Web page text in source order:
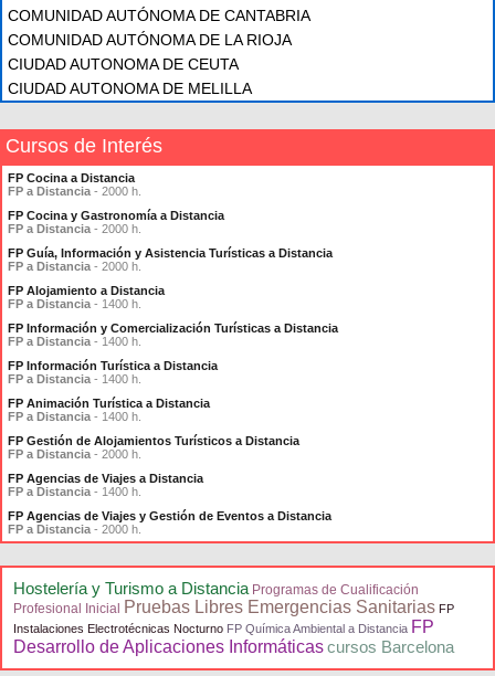
COMUNIDAD AUTÓNOMA DE CANTABRIA
COMUNIDAD AUTÓNOMA DE LA RIOJA
CIUDAD AUTONOMA DE CEUTA
CIUDAD AUTONOMA DE MELILLA
Cursos de Interés
FP Cocina a Distancia
FP a Distancia - 2000 h.
FP Cocina y Gastronomía a Distancia
FP a Distancia - 2000 h.
FP Guía, Información y Asistencia Turísticas a Distancia
FP a Distancia - 2000 h.
FP Alojamiento a Distancia
FP a Distancia - 1400 h.
FP Información y Comercialización Turísticas a Distancia
FP a Distancia - 1400 h.
FP Información Turística a Distancia
FP a Distancia - 1400 h.
FP Animación Turística a Distancia
FP a Distancia - 1400 h.
FP Gestión de Alojamientos Turísticos a Distancia
FP a Distancia - 2000 h.
FP Agencias de Viajes a Distancia
FP a Distancia - 1400 h.
FP Agencias de Viajes y Gestión de Eventos a Distancia
FP a Distancia - 2000 h.
Hostelería y Turismo a Distancia Programas de Cualificación
Profesional Inicial Pruebas Libres Emergencias Sanitarias FP
Instalaciones Electrotécnicas Nocturno FP Química Ambiental a Distancia FP
Desarrollo de Aplicaciones Informáticascursos Barcelona